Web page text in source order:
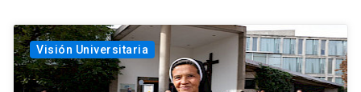
Visión Universitaria